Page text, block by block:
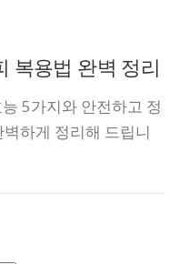
복용법 완벽 정리
5가지와 안전하고 정
하게 정리해 드립니